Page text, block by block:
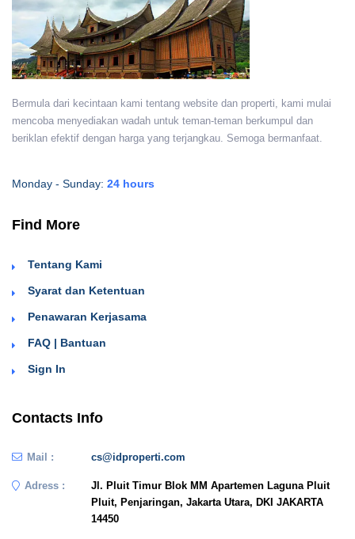
Bermula dari kecintaan kami tentang website dan properti, kami mulai
mencoba menyediakan wadah untuk teman-teman berkumpul dan
beriklan efektif dengan harga yang terjangkau. Semoga bermanfaat.
Monday - Sunday: 24 hours
Find More
Tentang Kami
Syarat dan Ketentuan
Penawaran Kerjasama
FAQ | Bantuan
Sign In
Contacts Info
Mail : cs@idproperti.com
Adress :
Jl. Pluit Timur Blok MM Apartemen Laguna Pluit
Pluit, Penjaringan, Jakarta Utara, DKI JAKARTA
14450